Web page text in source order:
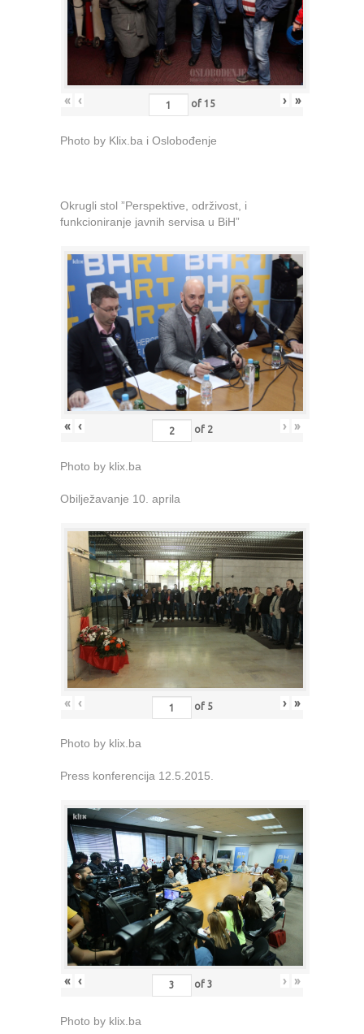
« ‹ of 15 › »
Photo by Klix.ba i Oslobođenje
Okrugli stol ”Perspektive, održivost, i
funkcioniranje javnih servisa u BiH”
« ‹ of 2 › »
Photo by klix.ba
Obilježavanje 10. aprila
« ‹ of 5 › »
Photo by klix.ba
Press konferencija 12.5.2015.
« ‹ of 3 › »
Photo by klix.ba